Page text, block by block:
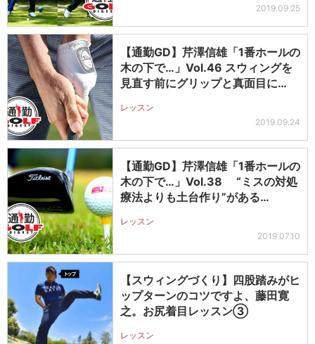
2019.09.25
【通勤GD】芹澤信雄「1番ホールの
木の下で…」Vol.46 スウィングを
見直す前にグリップと真面目に…
レッスン
2019.09.24
【通勤GD】芹澤信雄「1番ホールの
木の下で…」Vol.38 “ミスの対処
療法よりも土台作り”がある…
レッスン
2019.07.10
【スウィングづくり】四股踏みがヒ
ップターンのコツですよ、藤田寛
之。お尻着目レッスン③
レッスン